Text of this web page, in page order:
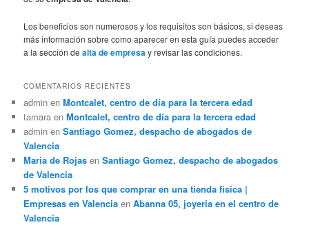
Los beneficios son numerosos y los requisitos son básicos, si deseas
más información sobre como aparecer en esta guía puedes acceder
a la sección dealta de empresay revisar las condiciones.
COMENTARIOS RECIENTES
admin enMontcalet, centro de día para la tercera edad
tamara enMontcalet, centro de día para la tercera edad
admin enSantiago Gomez, despacho de abogados de
Valencia
Maria de Rojas enSantiago Gomez, despacho de abogados
de Valencia
5 motivos por los que comprar en una tienda fisica |
Empresas en Valencia enAbanna 05, joyeria en el centro de
Valencia